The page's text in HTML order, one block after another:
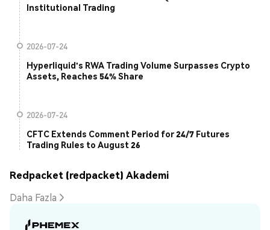
Institutional Trading
2026-07-24
Hyperliquid's RWA Trading Volume Surpasses Crypto
Assets, Reaches 54% Share
2026-07-24
CFTC Extends Comment Period for 24/7 Futures
Trading Rules to August 26
Redpacket (redpacket) Akademi
Daha Fazla